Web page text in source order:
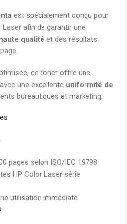
est spécialement conçu pour
afin de garantir une
qualité et des résultats
ce toner offre une
avec une excellente uniformité de
bureautiques et marketing.
pages selon ISO/IEC 19798
HP Color Laser série
utilisation immédiate